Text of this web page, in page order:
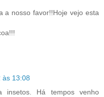
a nosso favor!!Hoje vejo esta
às 13:08
Há tempos venho